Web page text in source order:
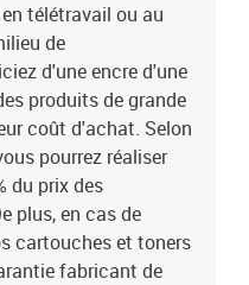
télétravail ou au
de
d'une encre d'une
produits de grande
coût d'achat. Selon
pourrez réaliser
du prix des
plus, en cas de
cartouches et toners
fabricant de